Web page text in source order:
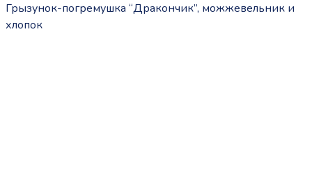
Грызунок-погремушка “Дракончик”, можжевельник и
хлопок